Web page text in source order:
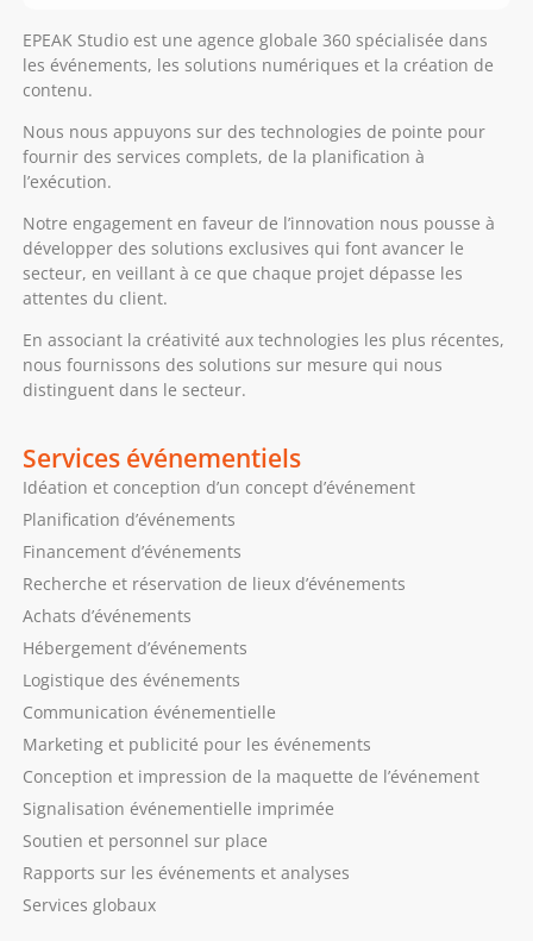
EPEAK Studio est une agence globale 360 spécialisée dans
les événements, les solutions numériques et la création de
contenu.
Nous nous appuyons sur des technologies de pointe pour
fournir des services complets, de la planification à
l’exécution.
Notre engagement en faveur de l’innovation nous pousse à
développer des solutions exclusives qui font avancer le
secteur, en veillant à ce que chaque projet dépasse les
attentes du client.
En associant la créativité aux technologies les plus récentes,
nous fournissons des solutions sur mesure qui nous
distinguent dans le secteur.
Services événementiels
Idéation et conception d’un concept d’événement
Planification d’événements
Financement d’événements
Recherche et réservation de lieux d’événements
Achats d’événements
Hébergement d’événements
Logistique des événements
Communication événementielle
Marketing et publicité pour les événements
Conception et impression de la maquette de l’événement
Signalisation événementielle imprimée
Soutien et personnel sur place
Rapports sur les événements et analyses
Services globaux